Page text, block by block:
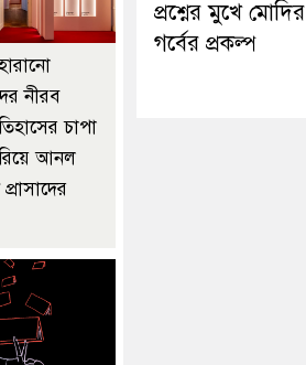
প্রশ্নের মুখে মোদির
গর্বের প্রকল্প
নীরব
চাপা
আনল